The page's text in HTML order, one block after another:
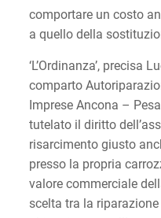
comportare un costo
a quello della
‘L’Ordinanza’, precisa
comparto
Imprese Ancona –
tutelato il diritto
risarcimento giusto
presso la propria
valore commerciale
scelta tra la